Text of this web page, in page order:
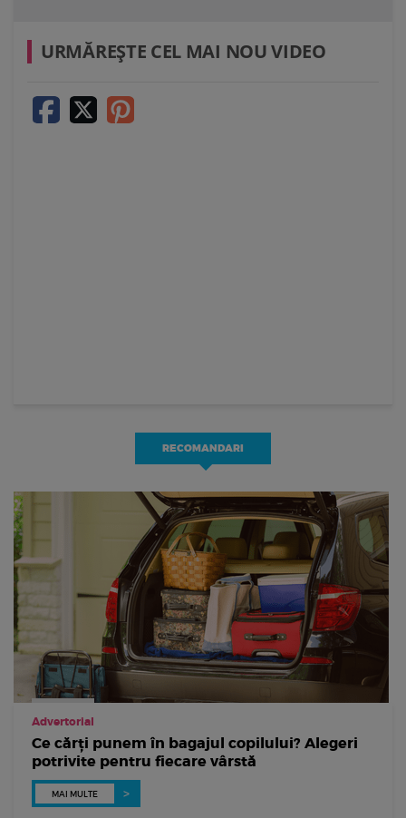
URMĂREŞTE CEL MAI NOU VIDEO
RECOMANDARI
Advertorial
Ce cărți punem în bagajul copilului? Alegeri
potrivite pentru fiecare vârstă
MAI MULTE